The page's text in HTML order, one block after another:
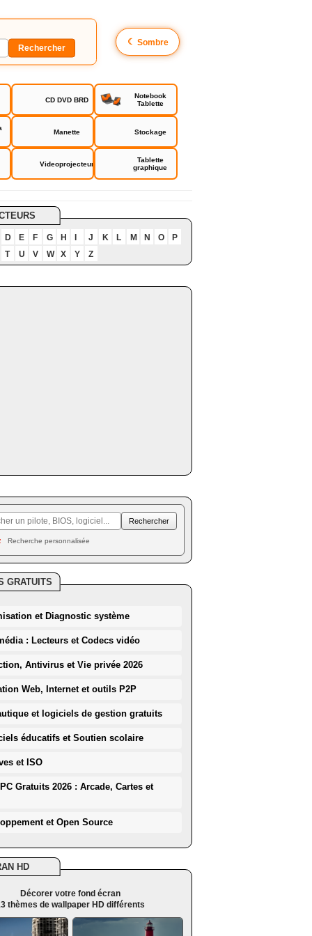
☾ Sombre
CD DVD BRD
Notebook
Tablette
Manette Stockage
Videoprojecteur
Tablette
graphique
D E F G H J K L M N O
P
T
U V W X Y Z
Recherche personnalisée
GRATUITS
et Diagnostic système
: Lecteurs et Codecs vidéo
Antivirus et Vie privée 2026
Web, Internet et outils P2P
et logiciels de gestion gratuits
éducatifs et Soutien scolaire
et ISO
Gratuits 2026 : Arcade, Cartes et
et Open Source
HD
Décorer votre fond écran
thèmes de wallpaper HD différents